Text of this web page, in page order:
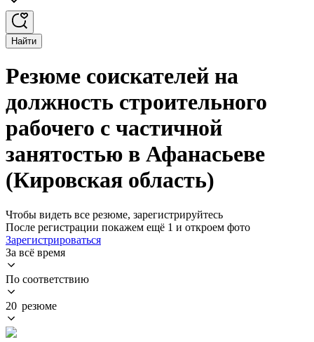
Найти
Резюме соискателей на
должность строительного
рабочего с частичной
занятостью в Афанасьеве
(Кировская область)
Чтобы видеть все резюме, зарегистрируйтесь
После регистрации покажем ещё 1 и откроем фото
Зарегистрироваться
За всё время
По соответствию
20 резюме